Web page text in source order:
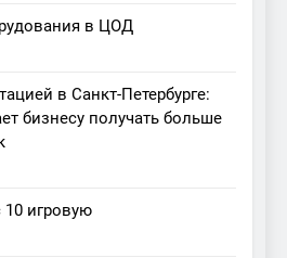
в ЦОД
в Санкт-Петербурге:
бизнесу получать больше
10 игровую